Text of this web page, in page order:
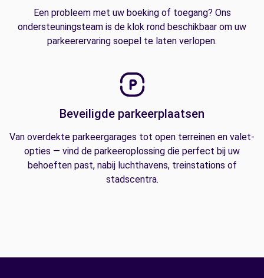
Een probleem met uw boeking of toegang? Ons
ondersteuningsteam is de klok rond beschikbaar om uw
parkeerervaring soepel te laten verlopen.
Beveiligde parkeerplaatsen
Van overdekte parkeergarages tot open terreinen en valet-
opties — vind de parkeeroplossing die perfect bij uw
behoeften past, nabij luchthavens, treinstations of
stadscentra.